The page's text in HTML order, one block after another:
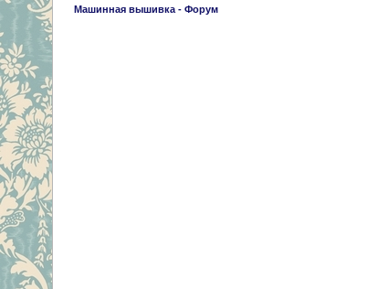
Машинная вышивка - Форум